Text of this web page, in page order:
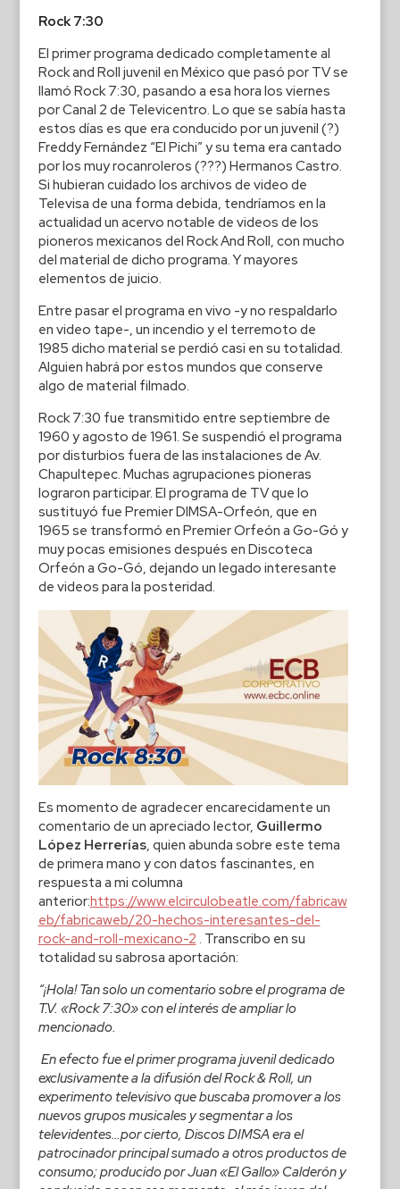
Rock 7:30
El primer programa dedicado completamente al
Rock and Roll juvenil en México que pasó por TV se
llamó Rock 7:30, pasando a esa hora los viernes
por Canal 2 de Televicentro. Lo que se sabía hasta
estos días es que era conducido por un juvenil (?)
Freddy Fernández “El Pichi” y su tema era cantado
por los muy rocanroleros (???) Hermanos Castro.
Si hubieran cuidado los archivos de video de
Televisa de una forma debida, tendríamos en la
actualidad un acervo notable de videos de los
pioneros mexicanos del Rock And Roll, con mucho
del material de dicho programa. Y mayores
elementos de juicio.
Entre pasar el programa en vivo -y no respaldarlo
en video tape-, un incendio y el terremoto de
1985 dicho material se perdió casi en su totalidad.
Alguien habrá por estos mundos que conserve
algo de material filmado.
Rock 7:30 fue transmitido entre septiembre de
1960 y agosto de 1961. Se suspendió el programa
por disturbios fuera de las instalaciones de Av.
Chapultepec. Muchas agrupaciones pioneras
lograron participar. El programa de TV que lo
sustituyó fue Premier DIMSA-Orfeón, que en
1965 se transformó en Premier Orfeón a Go-Gó y
muy pocas emisiones después en Discoteca
Orfeón a Go-Gó, dejando un legado interesante
de videos para la posteridad.
Es momento de agradecer encarecidamente un
comentario de un apreciado lector, Guillermo
López Herrerías, quien abunda sobre este tema
de primera mano y con datos fascinantes, en
respuesta a mi columna
anterior:https://www.elcirculobeatle.com/fabricaw
eb/fabricaweb/20-hechos-interesantes-del-
rock-and-roll-mexicano-2 . Transcribo en su
totalidad su sabrosa aportación:
“¡Hola! Tan solo un comentario sobre el programa de
T.V. «Rock 7:30» con el interés de ampliar lo
mencionado.
En efecto fue el primer programa juvenil dedicado
exclusivamente a la difusión del Rock & Roll, un
experimento televisivo que buscaba promover a los
nuevos grupos musicales y segmentar a los
televidentes…por cierto, Discos DIMSA era el
patrocinador principal sumado a otros productos de
consumo; producido por Juan «El Gallo» Calderón y